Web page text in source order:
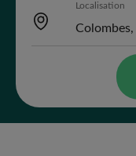
Localisation